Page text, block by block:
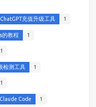
ChatGPT充值升级工具 1
的教程 1
1
检测工具 1
1
Claude Code 1